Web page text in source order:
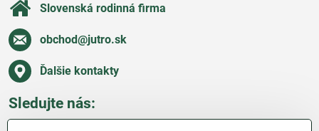
Slovenská rodinná firma
obchod​@jutro​.sk
Ďalšie kontakty
Sledujte nás: